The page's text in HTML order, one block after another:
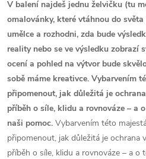
V balení najdeš jednu želvičku (tu
omalovánky, které vtáhnou do
umělce a rozhodni, zda bude
reality nebo se ve výsledku zobrazí
ocení a pohled na výtvor bude
sobě máme kreativce. Vybarvením
připomenout, jak důležitá je
příběh o síle, klidu a rovnováze – a
naši pomoc. Vybarvením této
připomenout, jak důležitá je ochrana
příběh o síle, klidu a rovnováze – a